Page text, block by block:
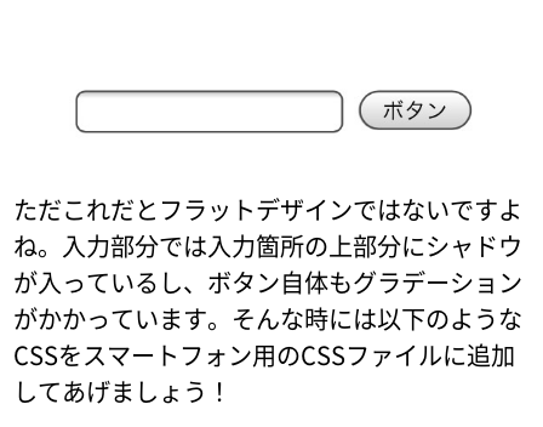
ただこれだとフラットデザインではないですよ
ね。入力部分では入力箇所の上部分にシャドウ
が入っているし、ボタン自体もグラデーション
がかかっています。そんな時には以下のような
CSSをスマートフォン用のCSSファイルに追加
してあげましょう！